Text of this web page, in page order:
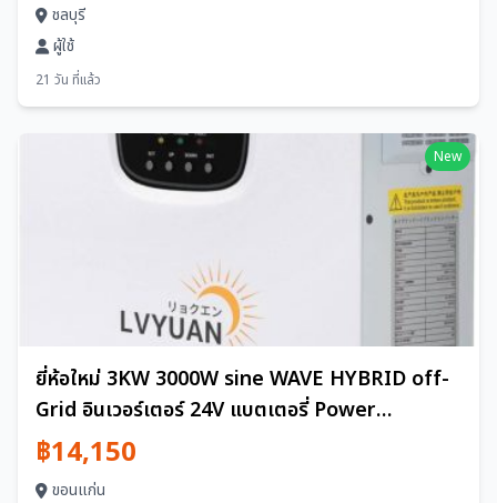
ชลบุรี
ผู้ใช้
21 วัน ที่แล้ว
New
ยี่ห้อใหม่ 3KW 3000W sine WAVE HYBRID off-
Grid อินเวอร์เตอร์ 24V แบตเตอรี่ Power
Generation ระบบ WiFi uninterruptible
Power Supply ฟังก์ชั่น Yinleader
฿14,150
ขอนแก่น